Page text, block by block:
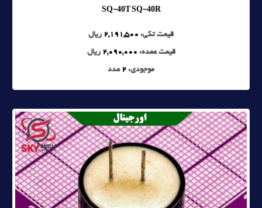
SQ-40T SQ-40R
قیمت تکی: 2,191,500 ریال
قیمت عمده: 2,090,000 ریال
موجودی: 2 عدد